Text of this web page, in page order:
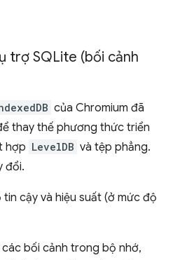
trợ SQLite (bối cảnh
của Chromium đã
thay thế phương thức triển
hợp LevelDB và tệp phẳng.
đổi.
cậy và hiệu suất (ở mức độ
bối cảnh trong bộ nhớ,